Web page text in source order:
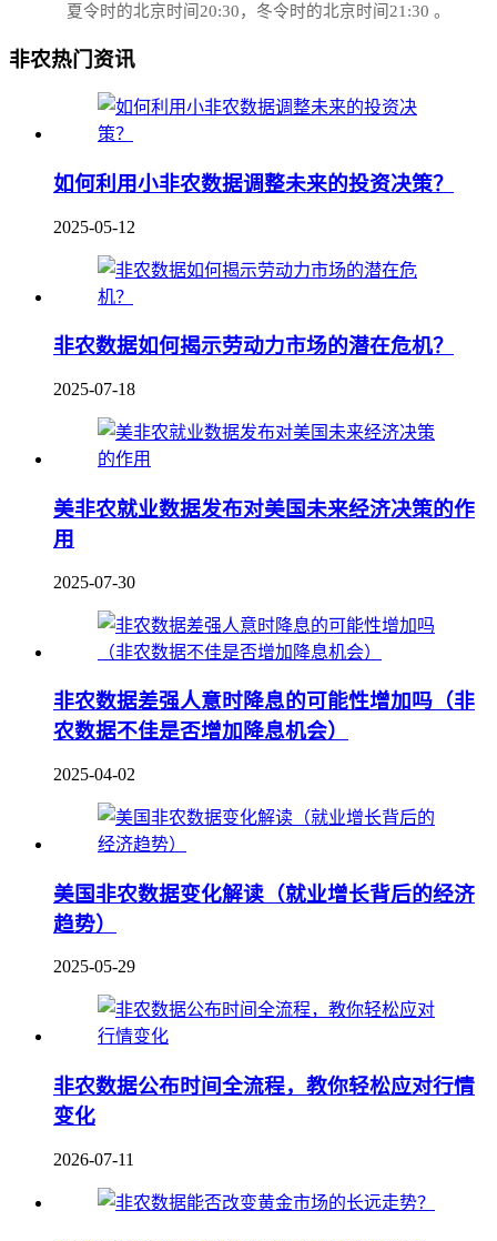
夏令时的北京时间20:30，冬令时的北京时间21:30‌‌ 。
非农热门资讯
如何利用小非农数据调整未来的投资决策？
2025-05-12
非农数据如何揭示劳动力市场的潜在危机？
2025-07-18
美非农就业数据发布对美国未来经济决策的作
用
2025-07-30
非农数据差强人意时降息的可能性增加吗（非
农数据不佳是否增加降息机会）
2025-04-02
美国非农数据变化解读（就业增长背后的经济
趋势）
2025-05-29
非农数据公布时间全流程，教你轻松应对行情
变化
2026-07-11